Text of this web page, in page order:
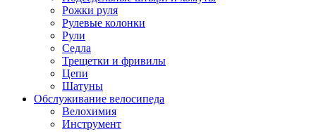
Рожки руля
Рулевые колонки
Рули
Седла
Трещетки и фривилы
Цепи
Шатуны
Обслуживание велосипеда
Велохимия
Инструмент